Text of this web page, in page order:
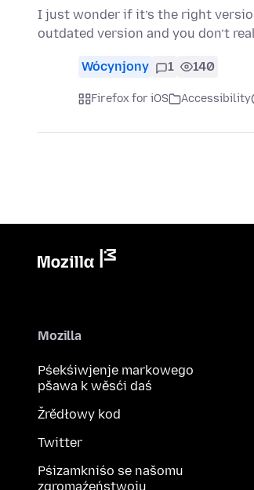
I just wonder if it’s the right
outdated version and you don’t
Wócynjony 1 140
Firefox for iOS Accessibility
Mozilla
Pśekśiwjenje markowego
pšawa k wěsći daś
Žrědłowy kod
Twitter
Pśizamkniśo se našomu
zgromaźeństwoju